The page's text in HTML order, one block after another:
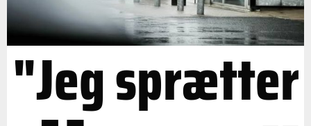
"Jeg sprætter